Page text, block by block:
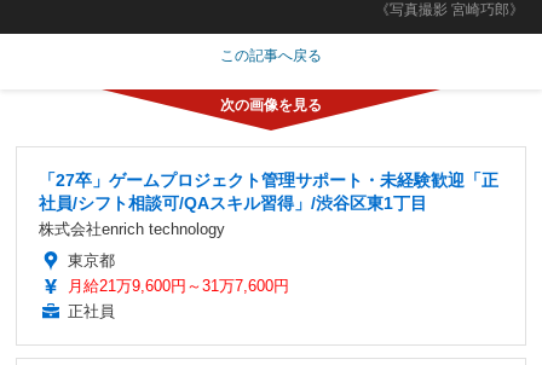
《写真撮影 宮崎巧郎》
この記事へ戻る
「27卒」ゲームプロジェクト管理サポート・未経験歓迎「正
社員/シフト相談可/QAスキル習得」/渋谷区東1丁目
株式会社enrich technology
東京都
月給21万9,600円～31万7,600円
正社員